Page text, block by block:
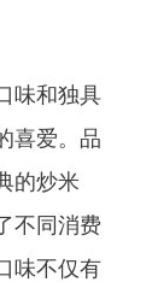
味和独具
喜爱。品
的炒米
不同消费
味不仅有